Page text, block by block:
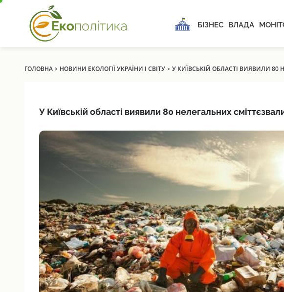
БІЗНЕС ВЛАДА
ГОЛОВНА› НОВИНИ ЕКОЛОГІЇ УКРАЇНИ І СВІТУ› У КИЇВСЬКІЙ ОБЛАСТІ ВИЯВИЛИ
У Київській області виявили 80 нелегальних